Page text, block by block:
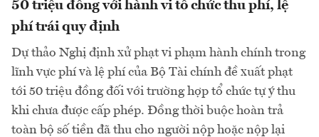
50 triệu đồng với hành vi tổ chức thu phí, lệ
phí trái quy định
Dự thảo Nghị định xử phạt vi phạm hành chính trong
lĩnh vực phí và lệ phí của Bộ Tài chính đề xuất phạt
tới 50 triệu đồng đối với trường hợp tổ chức tự ý thu
khi chưa được cấp phép. Đồng thời buộc hoàn trả
toàn bộ số tiền đã thu cho người nộp hoặc nộp lại